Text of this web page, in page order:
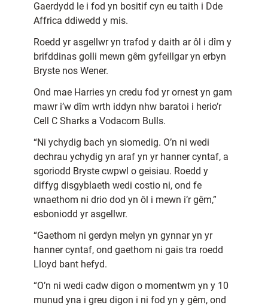
Gaerdydd le i fod yn bositif cyn eu taith i Dde
Affrica ddiwedd y mis.
Roedd yr asgellwr yn trafod y daith ar ôl i dîm y
brifddinas golli mewn gêm gyfeillgar yn erbyn
Bryste nos Wener.
Ond mae Harries yn credu fod yr ornest yn gam
mawr i’w dîm wrth iddyn nhw baratoi i herio’r
Cell C Sharks a Vodacom Bulls.
“Ni ychydig bach yn siomedig. O’n ni wedi
dechrau ychydig yn araf yn yr hanner cyntaf, a
sgoriodd Bryste cwpwl o geisiau. Roedd y
diffyg disgyblaeth wedi costio ni, ond fe
wnaethom ni drio dod yn ôl i mewn i’r gêm,”
esboniodd yr asgellwr.
“Gaethom ni gerdyn melyn yn gynnar yn yr
hanner cyntaf, ond gaethom ni gais tra roedd
Lloyd bant hefyd.
“O’n ni wedi cadw digon o momentwm yn y 10
munud yna i greu digon i ni fod yn y gêm, ond